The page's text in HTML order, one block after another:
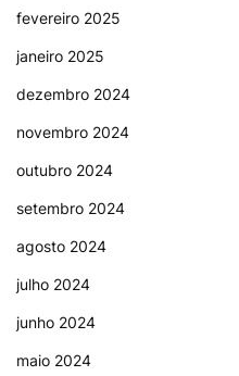
fevereiro 2025
janeiro 2025
dezembro 2024
novembro 2024
outubro 2024
setembro 2024
agosto 2024
julho 2024
junho 2024
maio 2024